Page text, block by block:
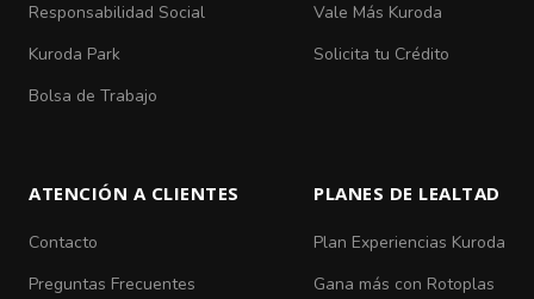
Responsabilidad Social
Kuroda Park
Bolsa de Trabajo
Vale Más Kuroda
Solicita tu Crédito
ATENCIÓN A CLIENTES
Contacto
Preguntas Frecuentes
PLANES DE LEALTAD
Plan Experiencias Kuroda
Gana más con Rotoplas